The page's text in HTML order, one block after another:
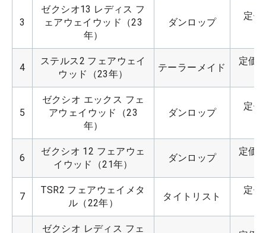
3
ゼクシオ13 レディス フ
ェアウェイウッド（23
年）
ダンロップ
定価
4
ステルス2 フェアウェイ
ウッド（23年）
テーラーメイド
定価
5
ゼクシオ エックス フェ
アウェイウッド（23
年）
ダンロップ
定価
6
ゼクシオ 12 フェアウェ
イウッド（21年）
ダンロップ
定価
7
TSR2 フェアウェイメタ
ル（22年）
タイトリスト
定価
ゼクシオ レディス フェ